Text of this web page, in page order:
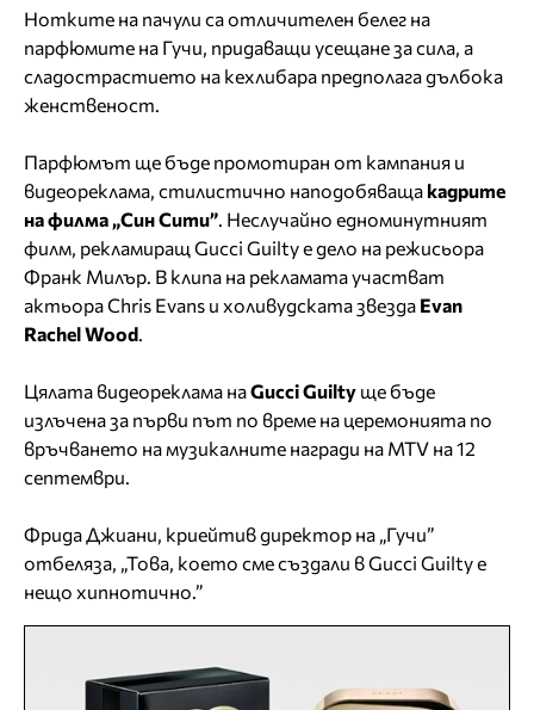
Нотките на пачули са отличителен белег на
парфюмите на Гучи, придаващи усещане за сила, а
сладострастието на кехлибара предполага дълбока
женственост.
Парфюмът ще бъде промотиран от кампания и
видеореклама, стилистично наподобяваща кадрите
на филма „Син Сити” . Неслучайно едноминутният
филм, рекламиращ Gucci Guilty е дело на режисьора
Франк Милър. В клипа на рекламата участват
актьора Chris Evans и холивудската звезда Evan
Rachel Wood
Цялата видеореклама наGucci Guilty ще бъде
излъчена за първи път по време на церемонията по
връчването на музикалните награди на MTV на 12
септември.
Фрида Джиани, криейтив директор на „Гучи”
отбеляза, „Това, което сме създали в Gucci Guilty е
нещо хипнотично.”